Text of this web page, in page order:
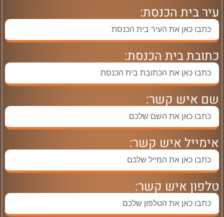
עיר בית הכנסת:
כתובת בית הכנסת:
שם איש קשר:
אימייל איש קשר:
טלפון איש קשר: